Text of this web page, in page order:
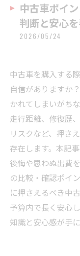
中古車ポイ
判断と安心
2026/05/24
中古車を購入する
自信がありますか
かれてしまいがち
走行距離、修復歴
リスクなど、押さ
存在します。本記
後悔や思わぬ出費
の比較・確認ポイ
に押さえるべき中
予算内で長く安心
知識と安心感が手に